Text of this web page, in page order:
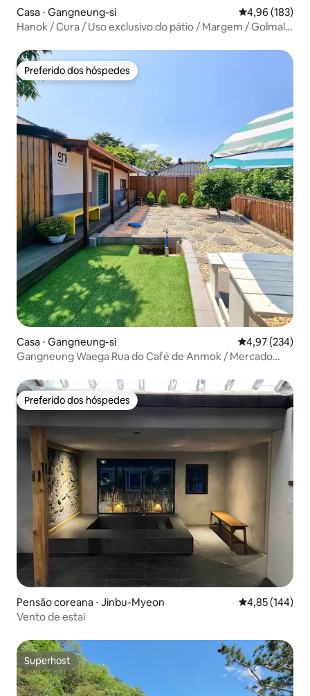
Casa ⋅ Gangneung-si 4,96 de uma
4,96 (183)
Hanok / Cura / Uso exclusivo do pátio / Margem / Golmala
Preferido dos hóspedes
Preferido dos hóspedes
Casa ⋅ Gangneung-si 4,97 de uma
4,97 (234)
Gangneung Waega Rua do Café de Anmok / Mercado
Preferido dos hóspedes
Preferido dos hóspedes
Pensão coreana ⋅ Jinbu-Myeon 4,85 de uma
4,85 (144)
Vento de estai
Superhost
Superhost